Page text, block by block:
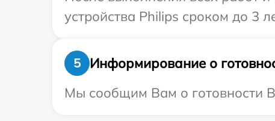
устройства Philips сроком до 3
5
Информирование о
Мы сообщим Вам о готовности